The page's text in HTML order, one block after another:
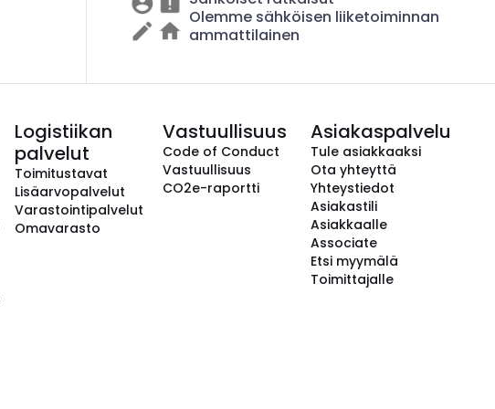
Olemme sähköisen liiketoiminnan
ammattilainen
Logistiikan
palvelut
Toimitustavat
Lisäarvopalvelut
Varastointipalvelut
Omavarasto
Vastuullisuus
Code of Conduct
Vastuullisuus
CO2e-raportti
Asiakaspalvelu
Tule asiakkaaksi
Ota yhteyttä
Yhteystiedot
Asiakastili
Asiakkaalle
Associate
Etsi myymälä
Toimittajalle